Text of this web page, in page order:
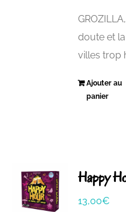
doute et
villes trop
Ajouter au
panier
Happy
13,00€